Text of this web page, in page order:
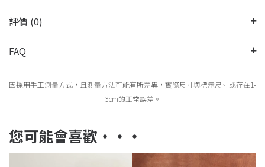
評價 (0)
FAQ
因採用手工測量方式，且測量方法可能有所差異，實際尺寸與標示尺寸或存在1-
3cm的正常誤差。
您可能會喜歡‧‧‧